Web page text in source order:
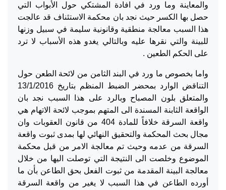
والمعاينة وما ورد في افادة المشتكي حول الأبواب التي
حصل بها الكسر حيث نجد بان محكمة الاستئناف قد عالجت
هذا السبب معالجة منطقية وقانونية سليمة في سبيل وزنها
للبينة والتي نقرها عليه وبالتالي يغدو هذه الأسباب لا ترد
على الحكم الطعين .
واما بخصوص ما ورد في البند الثامن من لائحة الطعن حول
التناقض الوارد بمحضر الضبط المنظم بتاريخ 13/1/2016
والمتعلق بلون المصباح وبالرد على هذا السبب نجد بان
الواقعة الثابنة المسندة الى المتهم بموجب لائحة الاتهام هي
واقعة السرقة خلافاً للمادة 404 من قانون العقوبات وان
مجال بحث المحكمة والتحقيق النهائي لها بمدى ثبوت واقعة
السرقة من عدمه وحيث تم معالجة الامر من قبل محكمة
الموضوع وخلصت الى النتيجة التي توصلت اليها من خلال
معالجة البينة المقدمة من ثبوت الفعل بحق الطاعن بأن ما
أورده الطاعن في هذا السبب لا يغير من واقعة السرقة